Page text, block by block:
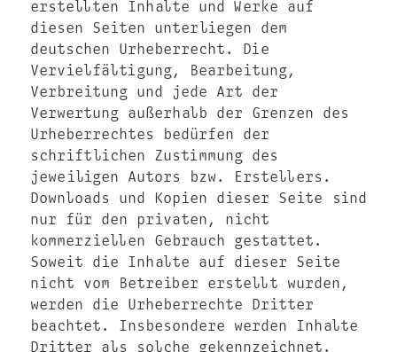
erstellten Inhalte und Werke auf
diesen Seiten unterliegen dem
deutschen Urheberrecht. Die
Vervielfältigung, Bearbeitung,
Verbreitung und jede Art der
Verwertung außerhalb der Grenzen des
Urheberrechtes bedürfen der
schriftlichen Zustimmung des
jeweiligen Autors bzw. Erstellers.
Downloads und Kopien dieser Seite sind
nur für den privaten, nicht
kommerziellen Gebrauch gestattet.
Soweit die Inhalte auf dieser Seite
nicht vom Betreiber erstellt wurden,
werden die Urheberrechte Dritter
beachtet. Insbesondere werden Inhalte
Dritter als solche gekennzeichnet.